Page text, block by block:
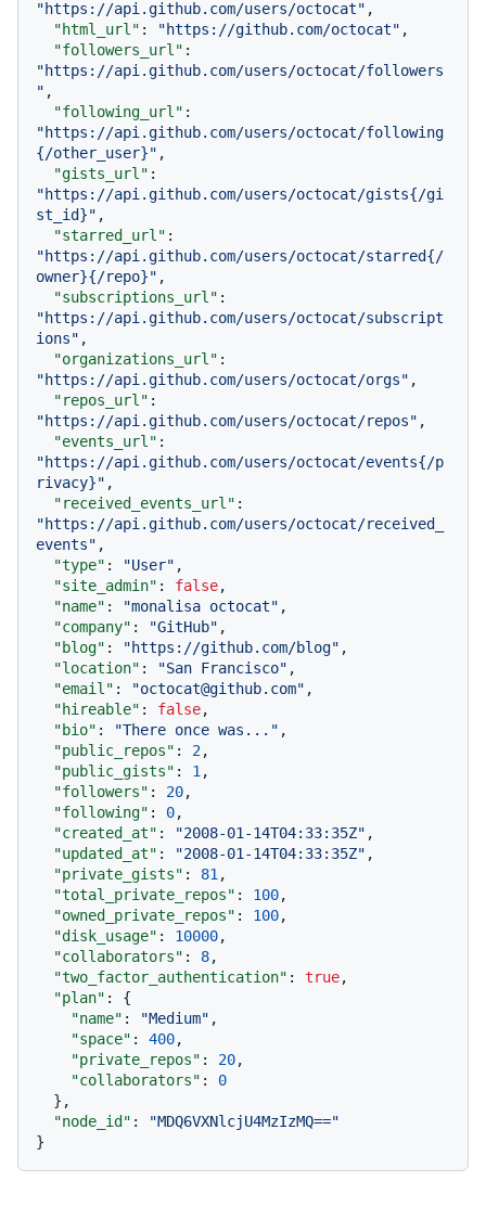
"https://api.github.com/users/octocat" ,
"html_url" : "https://github.com/octocat" ,
"followers_url" :
"https://api.github.com/users/octocat/followers
" ,
"following_url" :
"https://api.github.com/users/octocat/following
{/other_user}" ,
"gists_url" :
"https://api.github.com/users/octocat/gists{/gi
st_id}" ,
"starred_url" :
"https://api.github.com/users/octocat/starred{/
owner}{/repo}" ,
"subscriptions_url" :
"https://api.github.com/users/octocat/subscript
ions" ,
"organizations_url" :
"https://api.github.com/users/octocat/orgs" ,
"repos_url" :
"https://api.github.com/users/octocat/repos" ,
"events_url" :
"https://api.github.com/users/octocat/events{/p
rivacy}" ,
"received_events_url" :
"https://api.github.com/users/octocat/received_
events" ,
"type" : "User" ,
"site_admin" : false,
"name" : "monalisa octocat" ,
"company" : "GitHub" ,
"blog" : "https://github.com/blog" ,
"location" : "San Francisco" ,
"email" : "octocat@github.com" ,
"hireable" : false,
"bio" : "There once was..." ,
"public_repos" : 2,
"public_gists" : 1,
"followers" : 20,
"following" : 0,
"created_at" : "2008-01-14T04:33:35Z" ,
"updated_at" : "2008-01-14T04:33:35Z" ,
"private_gists" : 81,
"total_private_repos" : 100,
"owned_private_repos" : 100,
"disk_usage" : 10000,
"collaborators" : 8,
"two_factor_authentication" : true,
"plan" :
{
"name" : "Medium" ,
"space" : 400,
"private_repos" : 20,
"collaborators" :
0
} ,
"node_id" :
"MDQ6VXNlcjU4MzIzMQ=="
}